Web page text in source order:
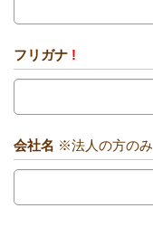
フリガナ !
会社名 ※法人の方のみ